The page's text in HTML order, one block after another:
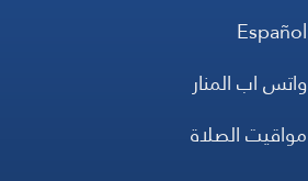
Español
واتس اب المنار
مواقيت الصلاة